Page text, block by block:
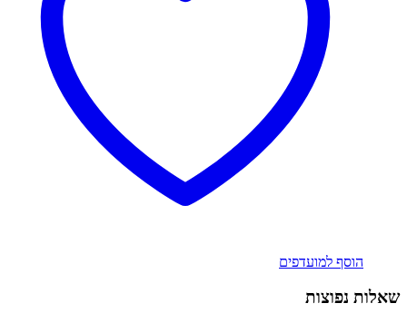
הוסף למועדפים
שאלות נפוצות